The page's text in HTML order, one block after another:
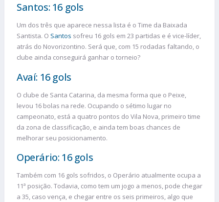
Santos: 16 gols
Um dos três que aparece nessa lista é o Time da Baixada
Santista. O Santos sofreu 16 gols em 23 partidas e é vice-líder,
atrás do Novorizontino. Será que, com 15 rodadas faltando, o
clube ainda conseguirá ganhar o torneio?
Avaí: 16 gols
O clube de Santa Catarina, da mesma forma que o Peixe,
levou 16 bolas na rede. Ocupando o sétimo lugar no
campeonato, está a quatro pontos do Vila Nova, primeiro time
da zona de classificação, e ainda tem boas chances de
melhorar seu posicionamento.
Operário: 16 gols
Também com 16 gols sofridos, o Operário atualmente ocupa a
11ª posição. Todavia, como tem um jogo a menos, pode chegar
a 35, caso vença, e chegar entre os seis primeiros, algo que